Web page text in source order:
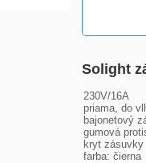
Solight
230V/16A
priama, do
bajonetový
gumová
kryt
farba: čierna